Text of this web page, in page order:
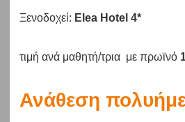
Ξενοδοχεί: Elea Hotel 4*
τιμή ανά μαθητή/τρια με πρωϊνό
Ανάθεση